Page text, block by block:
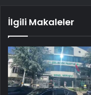
İlgili Makaleler